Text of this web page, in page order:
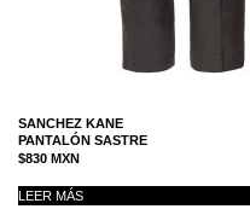
SANCHEZ KANE
PANTALÓN SASTRE
$830 MXN
LEER MÁS